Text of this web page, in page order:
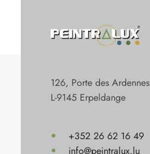
126, Porte des Ardennes
L-9145 Erpeldange
+352 26 62 16 49
info@peintralux.lu